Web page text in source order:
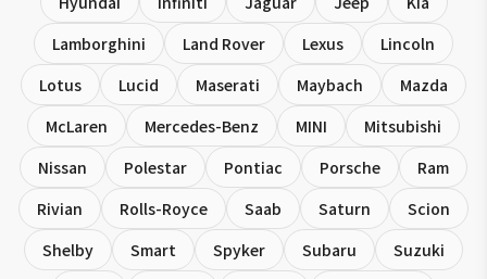
Lamborghini
Land Rover Lexus
Lincoln
Lotus
Lucid Maserati Maybach
Mazda
McLaren
Mercedes-Benz MINI
Mitsubishi
Nissan
Polestar Pontiac Porsche
Ram
Rivian
Rolls-Royce Saab Saturn
Scion
Shelby
Smart Spyker Subaru
Suzuki